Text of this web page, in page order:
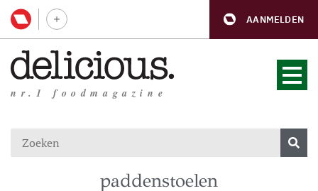
AANMELDEN
nr.1 foodmagazine
paddenstoelen